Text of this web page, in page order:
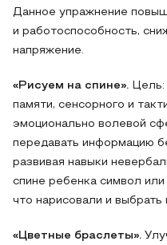
Данное упражнение
и работоспособность,
напряжение.
«Рисуем на спине». Цель:
памяти, сенсорного и
эмоционально волевой
передавать информацию
развивая навыки
спине ребенка символ или
что нарисовали и
«Цветные браслеты».